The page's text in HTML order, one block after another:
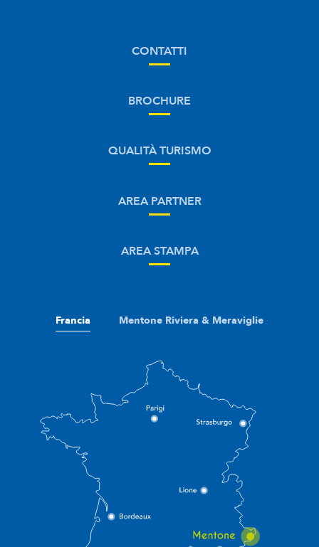
CONTATTI
BROCHURE
QUALITÀ TURISMO
AREA PARTNER
AREA STAMPA
Francia Mentone Riviera & Meraviglie